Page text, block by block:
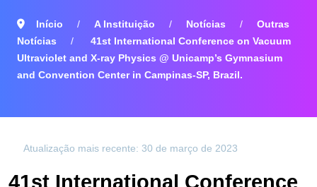
Início A Instituição Notícias
Outras
Notícias
41st International Conference on Vacuum
Ultraviolet and X-ray Physics @ Unicamp’s Gymnasium
and Convention Center in Campinas-SP, Brazil.
Atualização mais recente: 30 de março de 2023
41st International Conference